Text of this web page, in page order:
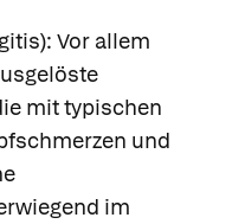
Vor allem
mit typischen
und
im